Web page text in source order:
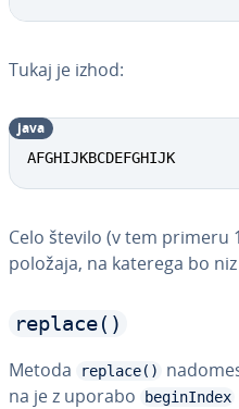
Tukaj je izhod:
AFGHIJKBCDEFGHIJK
java
Celo število (v tem primeru
položaja, na katerega bo
replace()
Metoda replace()
na je z uporabo
beginIndex